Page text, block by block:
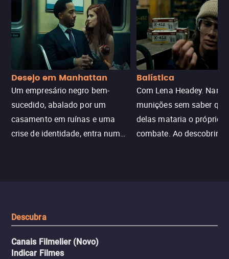
Desejo em Manhattan
Um empresário negro bem-
sucedido, abalado por um
casamento em ruínas e uma
crise de identidade, entra num
Balística
Com Lena Headey.
munições sem saber
delas mataria o próprio
combate. Ao descobrir a
Descubra
Canais Filmelier (Novo)
Indicar Filmes